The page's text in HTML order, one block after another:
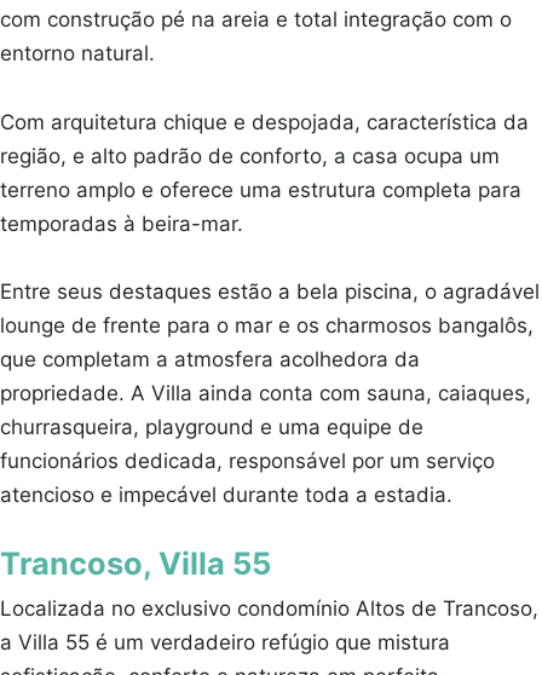
com construção pé na areia e total integração com o
entorno natural.
Com arquitetura chique e despojada, característica da
região, e alto padrão de conforto, a casa ocupa um
terreno amplo e oferece uma estrutura completa para
temporadas à beira-mar.
Entre seus destaques estão a bela piscina, o agradável
lounge de frente para o mar e os charmosos bangalôs,
que completam a atmosfera acolhedora da
propriedade. A Villa ainda conta com sauna, caiaques,
churrasqueira, playground e uma equipe de
funcionários dedicada, responsável por um serviço
atencioso e impecável durante toda a estadia.
Trancoso, Villa 55
Localizada no exclusivo condomínio Altos de Trancoso,
a Villa 55 é um verdadeiro refúgio que mistura